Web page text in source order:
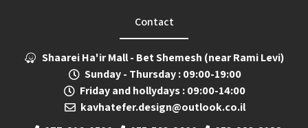
Contact
Shaarei Ha'ir Mall - Bet Shemesh (near Rami Levi)
Sunday - Thursday : 09:00-19:00
Friday and hollydays : 09:00-14:00
kavhatefer.design@outlook.co.il